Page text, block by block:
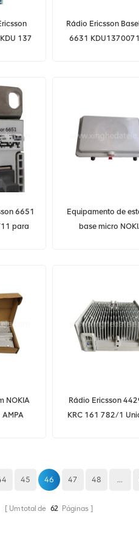
137
Rádio Ericsson
6631
6651
para
Equipamento de
base micro
NOKIA
Rádio Ericsson
KRC 161 782/1
45 46 47 48 ...
Um total de 62 Páginas